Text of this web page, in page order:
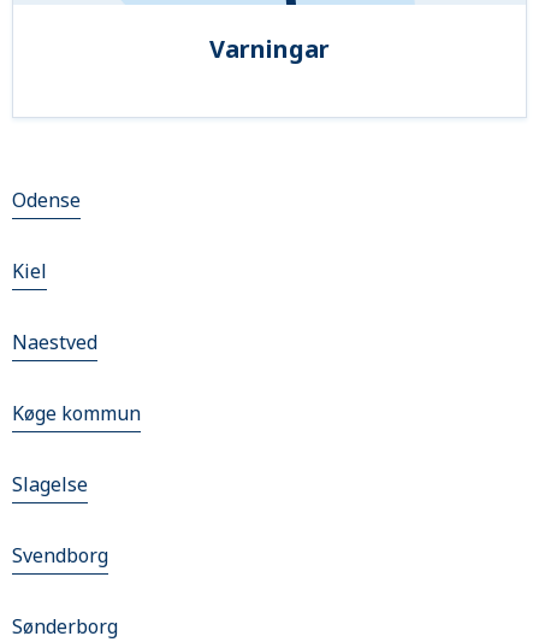
Varningar
Odense
Kiel
Naestved
Køge kommun
Slagelse
Svendborg
Sønderborg